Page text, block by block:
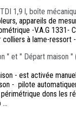
1,9 l, boîte
appareils de
-V.A.G 1331-
colliers à lame-ressort
" et " Départ maison "
- est activée
- pilote
dons les